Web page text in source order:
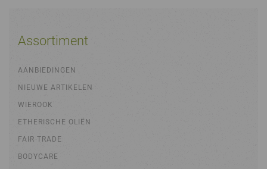
Assortiment
AANBIEDINGEN
NIEUWE ARTIKELEN
WIEROOK
ETHERISCHE OLIËN
FAIR TRADE
BODYCARE